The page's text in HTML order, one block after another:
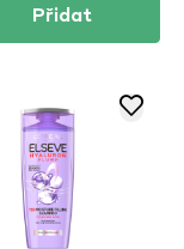
Přidat